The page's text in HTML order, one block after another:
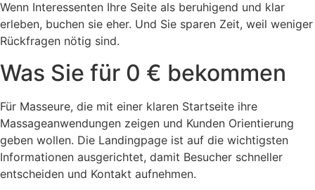
Wenn Interessenten Ihre Seite als beruhigend und klar
erleben, buchen sie eher. Und Sie sparen Zeit, weil weniger
Rückfragen nötig sind.
Was Sie für 0 € bekommen
Für Masseure, die mit einer klaren Startseite ihre
Massageanwendungen zeigen und Kunden Orientierung
geben wollen. Die Landingpage ist auf die wichtigsten
Informationen ausgerichtet, damit Besucher schneller
entscheiden und Kontakt aufnehmen.